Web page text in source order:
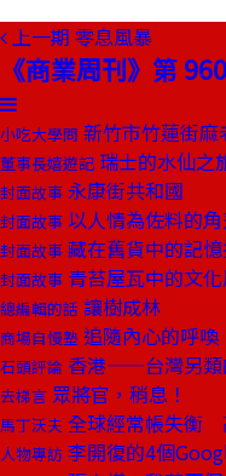
上一期 零息風暴
《商業周刊》第
小吃大學問 新竹市竹蓮街麻
董事長嬉遊記 瑞士的水仙之
封面故事 永康街共和國
封面故事 以人情為佐料的
封面故事 藏在舊貨中的記
封面故事 青苔屋瓦中的文
總編輯的話 讓樹成林
商場自慢塾 追隨內心的呼喚
石頭評論 香港——台灣另類
去梯言 眾將官，稍息！
馬丁沃夫 全球經常帳失衡
人物專訪 李開復的4個